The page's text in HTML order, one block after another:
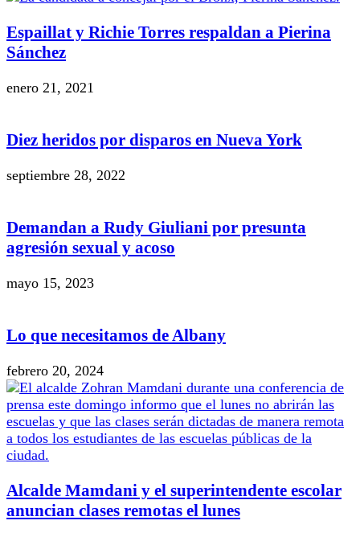
Espaillat y Richie Torres respaldan a Pierina
Sánchez
enero 21, 2021
Diez heridos por disparos en Nueva York
septiembre 28, 2022
Demandan a Rudy Giuliani por presunta
agresión sexual y acoso
mayo 15, 2023
Lo que necesitamos de Albany
febrero 20, 2024
Alcalde Mamdani y el superintendente escolar
anuncian clases remotas el lunes